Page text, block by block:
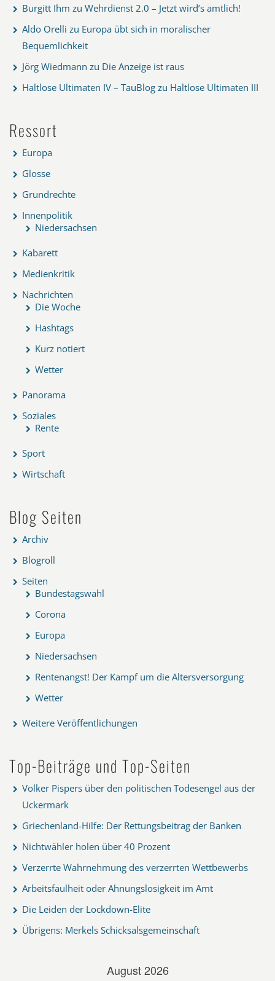
Burgitt Ihm zu Wehrdienst 2.0 – Jetzt wird’s amtlich!
Aldo Orelli zu Europa übt sich in moralischer
Bequemlichkeit
Jörg Wiedmann zu Die Anzeige ist raus
Haltlose Ultimaten IV – TauBlog zu Haltlose Ultimaten III
Ressort
Europa
Glosse
Grundrechte
Innenpolitik
Niedersachsen
Kabarett
Medienkritik
Nachrichten
Die Woche
Hashtags
Kurz notiert
Wetter
Panorama
Soziales
Rente
Sport
Wirtschaft
Blog Seiten
Archiv
Blogroll
Seiten
Bundestagswahl
Corona
Europa
Niedersachsen
Rentenangst! Der Kampf um die Altersversorgung
Wetter
Weitere Veröffentlichungen
Top-Beiträge und Top-Seiten
Volker Pispers über den politischen Todesengel aus der
Uckermark
Griechenland-Hilfe: Der Rettungsbeitrag der Banken
Nichtwähler holen über 40 Prozent
Verzerrte Wahrnehmung des verzerrten Wettbewerbs
Arbeitsfaulheit oder Ahnungslosigkeit im Amt
Die Leiden der Lockdown-Elite
Übrigens: Merkels Schicksalsgemeinschaft
August 2026